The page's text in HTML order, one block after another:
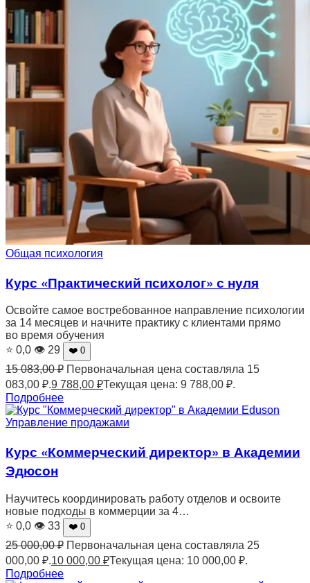
Общая психология
Курс «Практический психолог» с нуля
Освойте самое востребованное направление психологии
за 14 месяцев и начните практику с клиентами прямо
во время обучения
⭐ 0,0 👁 29 ❤️ 0
15 083,00₽ Первоначальная цена составляла 15
083,00 ₽.9 788,00 ₽Текущая цена: 9 788,00 ₽.
Подробнее
Управление продажами
Курс «Коммерческий директор» в Академии
Эдюсон
Научитесь координировать работу отделов и освоите
новые подходы в коммерции за 4…
⭐ 0,0 👁 33 ❤️ 0
25 000,00₽ Первоначальная цена составляла 25
000,00 ₽.10 000,00 ₽Текущая цена: 10 000,00 ₽.
Подробнее